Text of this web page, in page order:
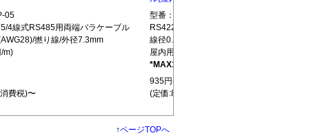
05
4線式RS485用両端バラケーブル
撚り線/外径7.3mm
m)
費税)〜
型番：CBLTP-10
RS422/RS485/4線式RS485用両端バラケ
線径0.32mm(AWG28)/撚り線/外径12.7mm
屋内用(850円/m)
*MAX100m
935円(税込)
(定価:850円+消費税)〜
↑ページTOPへ